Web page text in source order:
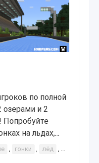
по полной
озерами и 2
на льдах,...
, гонки , лёд , гонка